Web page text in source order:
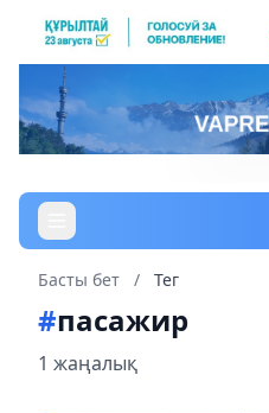
Басты бет / Тег
#пасажир
1 жаңалық